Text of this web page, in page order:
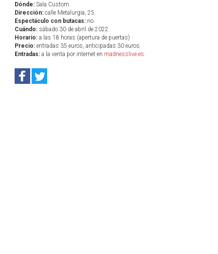
Dónde: Sala Custom.
Dirección: calle Metalurgia, 25.
Espectáculo con butacas: no.
Cuándo: sábado 30 de abril de 2022.
Horario: a las 18 horas (apertura de puertas)
Precio: entradas 35 euros, anticipadas 30 euros.
Entradas: a la venta por internet en madnesslive.es.